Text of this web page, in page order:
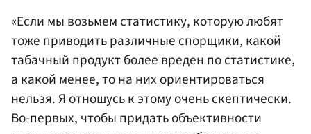
«Если мы возьмем статистику, которую любят
тоже приводить различные спорщики, какой
табачный продукт более вреден по статистике,
а какой менее, то на них ориентироваться
нельзя. Я отношусь к этому очень скептически.
Во-первых, чтобы придать объективности